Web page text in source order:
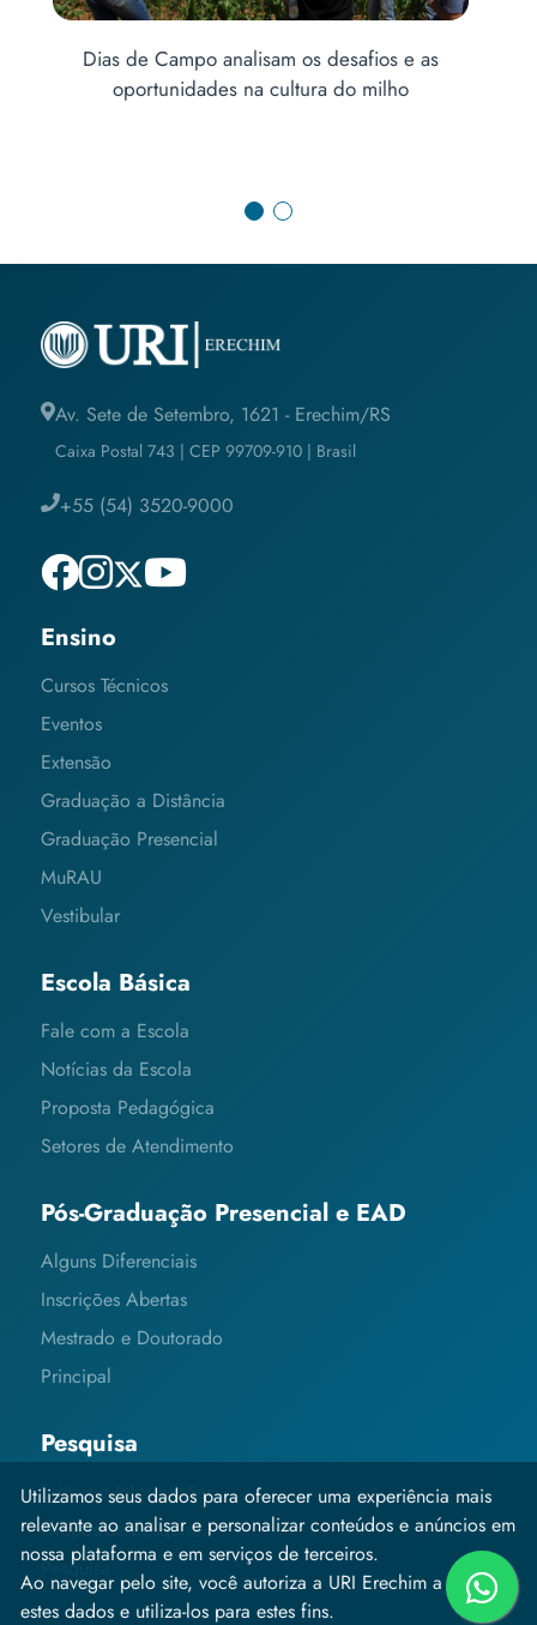
os desafios e as
na cultura do milho
Agronomia realizará
Av. Sete de Setembro, 1621 - Erechim/RS
Caixa Postal 743 | CEP 99709-910 | Brasil
+55 (54) 3520-9000
Ensino
Cursos Técnicos
Eventos
Extensão
Graduação a Distância
Graduação Presencial
MuRAU
Vestibular
Escola Básica
Fale com a Escola
Notícias da Escola
Proposta Pedagógica
Setores de Atendimento
Pós-Graduação Presencial e EAD
Alguns Diferenciais
Inscrições Abertas
Mestrado e Doutorado
Principal
Pesquisa
Editais e Informações
Grupos de Pesquisa
Pesquisa
Utilizamos seus dados para oferecer uma experiência mais
relevante ao analisar e personalizar conteúdos e anúncios em
nossa plataforma e em serviços de terceiros.
Ao navegar pelo site, você autoriza a URI Erechim a coletar
estes dados e utiliza-los para estes fins.